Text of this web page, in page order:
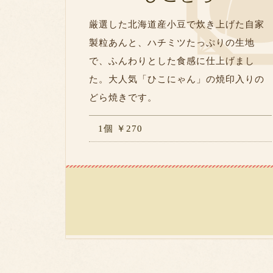
厳選した北海道産小豆で炊き上げた自家
製粒あんと、ハチミツたっぷりの生地
で、ふんわりとした食感に仕上げまし
た。大人気「ひこにゃん」の焼印入りの
どら焼きです。
1個 ￥270